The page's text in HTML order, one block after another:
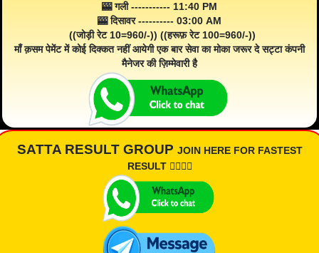
🎰 गली ----------- 11:40 PM
🎰 दिसावर ---------- 03:00 AM
((जोड़ी रेट 10=960/-)) ((हरूफ़ रेट 100=960/-))
माँ क़सम पेमेंट में कोई दिक्कत नहीं आयेगी एक बार सेवा का मोका जरूर दे सट्टा कंपनी
मैनेजर की ज़िम्मेवारी है
SATTA RESULT GROUP JOIN HERE FOR FASTEST
RESULT 👇🏾👇🏾